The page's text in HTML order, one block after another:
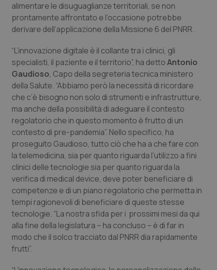
Quotidiano Pediatria
Salute orale & impianti
Sangue & coagulazione
Tiroide
Tumore al seno
Tumore ovarico
Tumori del Polmone & Testa Collo
Tumori gastrointestinali
Ulcera & Reflusso
Vaccini
alimentare le disuguaglianze territoriali, se non
prontamente affrontato e l’occasione potrebbe
derivare dell’applicazione della Missione 6 del PNRR.
“L’innovazione digitale è il collante tra i clinici, gli
specialisti, il paziente e il territorio”, ha dettoAntonio
Gaudioso, Capo della segreteria tecnica ministero
della Salute. “Abbiamo però la necessità di ricordare
che c’è bisogno non solo di strumenti e infrastrutture,
ma anche della possibilità di adeguare il contesto
regolatorio che in questo momento è frutto di un
contesto di pre-pandemia”. Nello specifico, ha
proseguito Gaudioso, tutto ciò che ha a che fare con
la telemedicina, sia per quanto riguarda l’utilizzo a fini
clinici delle tecnologie sia per quanto riguarda la
verifica di medical device, deve poter beneficiare di
competenze e di un piano regolatorio che permetta in
tempi ragionevoli di beneficiare di queste stesse
tecnologie. “La nostra sfida per i prossimi mesi da qui
alla fine della legislatura – ha concluso – è di far in
modo che il solco tracciato dal PNRR dia rapidamente
frutti”.